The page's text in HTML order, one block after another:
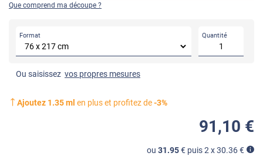
Que comprend ma découpe ?
Format Quantité
Ou saisissez vos propres mesures
Ajoutez 1.35ml en plus et profitez de-3%
91 ,10 €
ou 31.95€ puis 2 x30.36€